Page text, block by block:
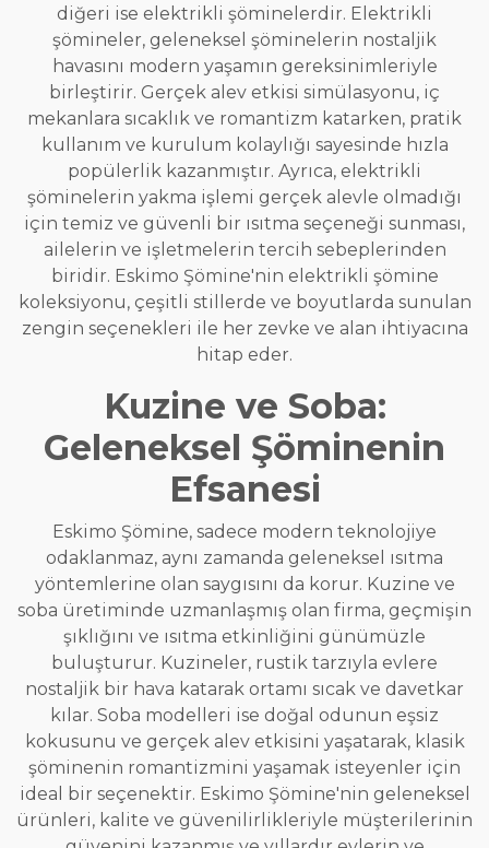
diğeri ise elektrikli şöminelerdir. Elektrikli
şömineler, geleneksel şöminelerin nostaljik
havasını modern yaşamın gereksinimleriyle
birleştirir. Gerçek alev etkisi simülasyonu, iç
mekanlara sıcaklık ve romantizm katarken, pratik
kullanım ve kurulum kolaylığı sayesinde hızla
popülerlik kazanmıştır. Ayrıca, elektrikli
şöminelerin yakma işlemi gerçek alevle olmadığı
için temiz ve güvenli bir ısıtma seçeneği sunması,
ailelerin ve işletmelerin tercih sebeplerinden
biridir. Eskimo Şömine'nin elektrikli şömine
koleksiyonu, çeşitli stillerde ve boyutlarda sunulan
zengin seçenekleri ile her zevke ve alan ihtiyacına
hitap eder.
Kuzine ve Soba:
Geleneksel Şöminenin
Efsanesi
Eskimo Şömine, sadece modern teknolojiye
odaklanmaz, aynı zamanda geleneksel ısıtma
yöntemlerine olan saygısını da korur. Kuzine ve
soba üretiminde uzmanlaşmış olan firma, geçmişin
şıklığını ve ısıtma etkinliğini günümüzle
buluşturur. Kuzineler, rustik tarzıyla evlere
nostaljik bir hava katarak ortamı sıcak ve davetkar
kılar. Soba modelleri ise doğal odunun eşsiz
kokusunu ve gerçek alev etkisini yaşatarak, klasik
şöminenin romantizmini yaşamak isteyenler için
ideal bir seçenektir. Eskimo Şömine'nin geleneksel
ürünleri, kalite ve güvenilirlikleriyle müşterilerinin